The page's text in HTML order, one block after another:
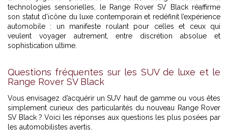
technologies sensorielles, le Range Rover SV Black réaffirme
son statut d’icône du luxe contemporain et redéfinit l’expérience
automobile : un manifeste roulant pour celles et ceux qui
veulent voyager autrement, entre discrétion absolue et
sophistication ultime.
Questions fréquentes sur les SUV de luxe et le
Range Rover SV Black
Vous envisagez d’acquérir un SUV haut de gamme ou vous êtes
simplement curieux des particularités du nouveau Range Rover
SV Black ? Voici les réponses aux questions les plus posées par
les automobilistes avertis.